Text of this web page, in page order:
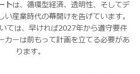
トは、循環型経済、透明性、そしてデ
産業時代の幕開けを告げています。
ては、早ければ2027年から遵守要件
カーは前もって計画を立てる必要があ
ります。